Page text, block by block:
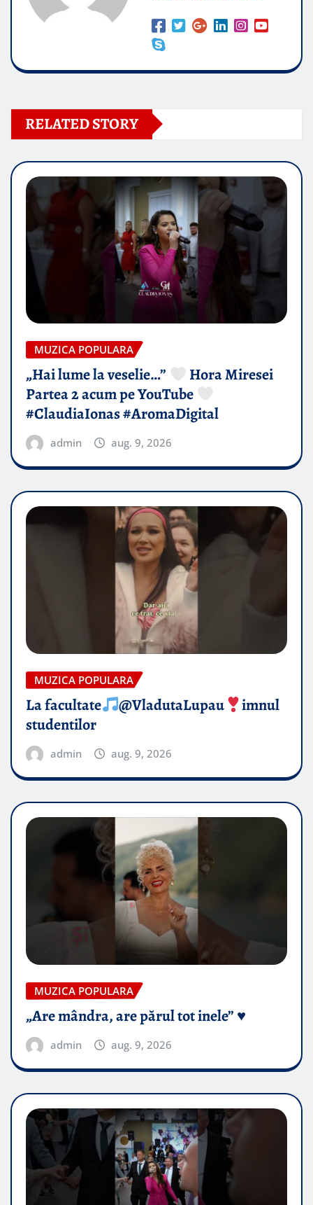
RELATED STORY
MUZICA POPULARA
„Hai lume la veselie…”
Hora Miresei
Partea 2 acum pe YouTube
#ClaudiaIonas #AromaDigital
admin aug. 9, 2026
MUZICA POPULARA
La facultate @VladutaLupau
imnul
studentilor
admin aug. 9, 2026
MUZICA POPULARA
„Are mândra, are părul tot inele” ♥️
admin aug. 9, 2026